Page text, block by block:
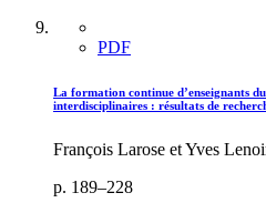
PDF
La formation continue d’enseignants
interdisciplinaires : résultats de
François Larose et Yves
p. 189–228